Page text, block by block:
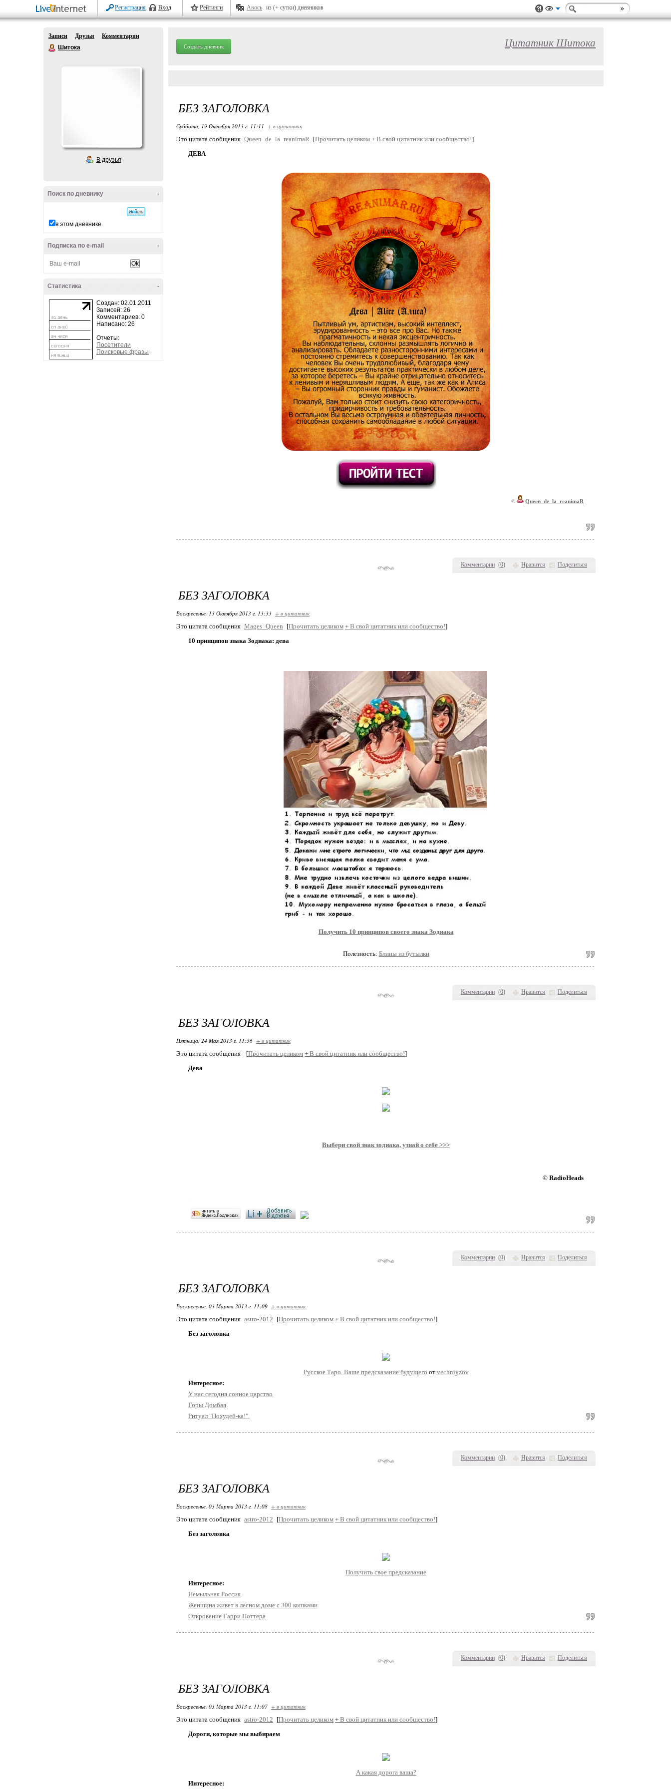
Регистрация Вход Рейтинги Авось из (+ сутки) дневников
Записи Друзья
Комментарии
Шитока
В друзья
-
Поиск по дневнику
в этом дневнике
-
Подписка по e-mail
-
Статистика
Создан: 02.01.2011
Записей: 26
Комментариев: 0
Написано: 26
Отчеты:
Посетители
Поисковые фразы
Создать дневник Цитатник Шитока
Комментарии (0) Нравится Поделиться
БЕЗ ЗАГОЛОВКА
Суббота, 19 Октября 2013 г. 11:11 + в цитатник
Это цитата сообщения Queen_de_la_reanimaR [Прочитать целиком + В свой цитатник или сообщество!]
ДЕВА
© Queen_de_la_reanimaR
Комментарии (0) Нравится Поделиться
БЕЗ ЗАГОЛОВКА
Воскресенье, 13 Октября 2013 г. 13:33 + в цитатник
Это цитата сообщения Mages_Queen [Прочитать целиком + В свой цитатник или сообщество!]
10 принципов знака Зодиака: дева
Получить 10 принципов своего знака Зодиака
Полезность: Блины из бутылки
Комментарии (0) Нравится Поделиться
БЕЗ ЗАГОЛОВКА
Пятница, 24 Мая 2013 г. 11:36 + в цитатник
Это цитата сообщения
[Прочитать целиком + В свой цитатник или сообщество!]
Дева
Выбери свой знак зодиака, узнай о себе >>>
© RadioHeads
Комментарии (0) Нравится Поделиться
БЕЗ ЗАГОЛОВКА
Воскресенье, 03 Марта 2013 г. 11:09 + в цитатник
Это цитата сообщения astro-2012 [Прочитать целиком + В свой цитатник или сообщество!]
Без заголовка
Русское Таро. Ваше предсказание будущего от vechniyzov
Интересное:
У нас сегодня сонное царство
Горы Домбая
Ритуал "Похудей-ка!".
Комментарии (0) Нравится Поделиться
БЕЗ ЗАГОЛОВКА
Воскресенье, 03 Марта 2013 г. 11:08 + в цитатник
Это цитата сообщения astro-2012 [Прочитать целиком + В свой цитатник или сообщество!]
Без заголовка
Получить свое предсказание
Интересное:
Немыльная Россия
Женщина живет в лесном доме с 300 кошками
Откровение Гарри Поттера
БЕЗ ЗАГОЛОВКА
Воскресенье, 03 Марта 2013 г. 11:07 + в цитатник
Это цитата сообщения astro-2012 [Прочитать целиком + В свой цитатник или сообщество!]
Дороги, которые мы выбираем
А какая дорога ваша?
Интересное: